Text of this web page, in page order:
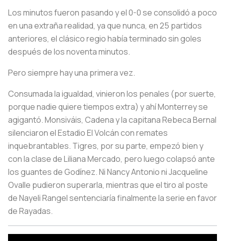
Los minutos fueron pasando y el 0-0 se consolidó a poco
en una extraña realidad, ya que nunca, en 25 partidos
anteriores, el clásico regio había terminado sin goles
después de los noventa minutos.
Pero siempre hay una primera vez.
Consumada la igualdad, vinieron los penales (por suerte,
porque nadie quiere tiempos extra) y ahí Monterrey se
agigantó. Monsiváis, Cadena y la capitana Rebeca Bernal
silenciaron el Estadio El Volcán con remates
inquebrantables. Tigres, por su parte, empezó bien y
con la clase de Liliana Mercado, pero luego colapsó ante
los guantes de Godínez. Ni Nancy Antonio ni Jacqueline
Ovalle pudieron superarla, mientras que el tiro al poste
de Nayeli Rangel sentenciaría finalmente la serie en favor
de Rayadas.